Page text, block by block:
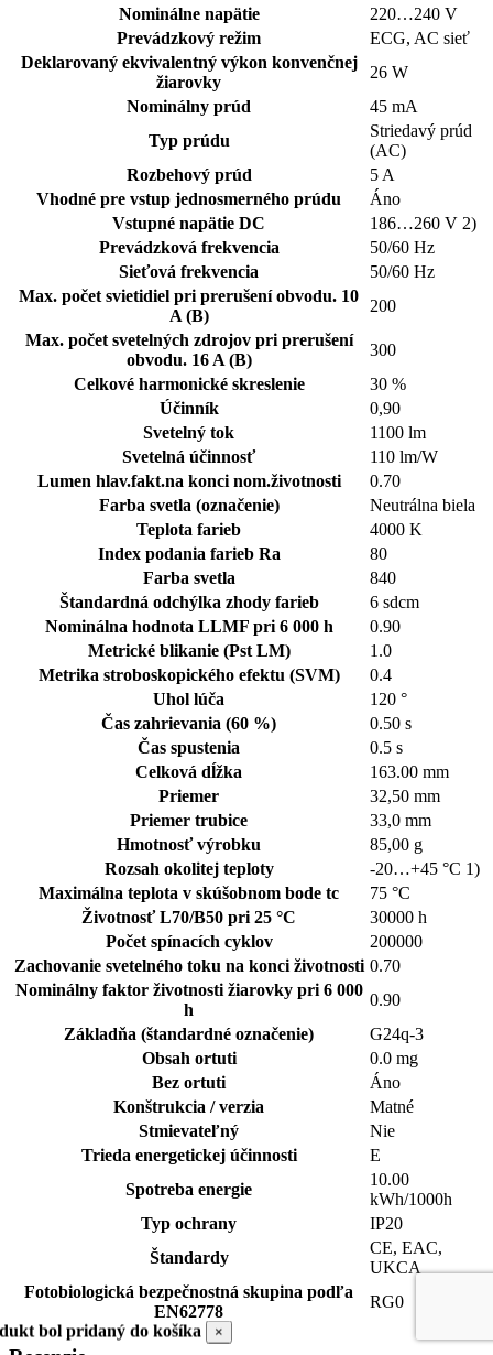
Nominálne napätie
220…240 V
Prevádzkový režim
ECG, AC sieť
Deklarovaný ekvivalentný výkon konvenčnej
žiarovky
26 W
Nominálny prúd
45 mA
Typ prúdu
Striedavý prúd
(AC)
Rozbehový prúd
5 A
Vhodné pre vstup jednosmerného prúdu
Áno
Vstupné napätie DC
186…260 V 2)
Prevádzková frekvencia
50/60 Hz
Sieťová frekvencia
50/60 Hz
Max. počet svietidiel pri prerušení obvodu. 10
A (B)
200
Max. počet svetelných zdrojov pri prerušení
obvodu. 16 A (B)
300
Celkové harmonické skreslenie
30 %
Účinník
0,90
Svetelný tok
1100 lm
Svetelná účinnosť
110 lm/W
Lumen hlav.fakt.na konci nom.životnosti
0.70
Farba svetla (označenie)
Neutrálna biela
Teplota farieb
4000 K
Index podania farieb Ra
80
Farba svetla
840
Štandardná odchýlka zhody farieb
6 sdcm
Nominálna hodnota LLMF pri 6 000 h
0.90
Metrické blikanie (Pst LM)
1.0
Metrika stroboskopického efektu (SVM)
0.4
Uhol lúča
120 °
Čas zahrievania (60 %)
0.50 s
Čas spustenia
0.5 s
Celková dĺžka
163.00 mm
Priemer
32,50 mm
Priemer trubice
33,0 mm
Hmotnosť výrobku
85,00 g
Rozsah okolitej teploty
-20…+45 °C 1)
Maximálna teplota v skúšobnom bode tc
75 °C
Životnosť L70/B50 pri 25 °C
30000 h
Počet spínacích cyklov
200000
Zachovanie svetelného toku na konci životnosti 0.70
Nominálny faktor životnosti žiarovky pri 6 000
h
0.90
Základňa (štandardné označenie)
G24q-3
Obsah ortuti
0.0 mg
Bez ortuti
Áno
Konštrukcia / verzia
Matné
Stmievateľný
Nie
Trieda energetickej účinnosti
E
Spotreba energie
10.00
kWh/1000h
Typ ochrany
IP20
Štandardy
CE, EAC,
UKCA
Fotobiologická bezpečnostná skupina podľa
EN62778
RG0
bol pridaný do košíka ×